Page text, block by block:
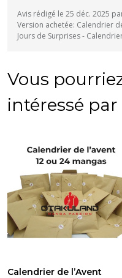
Avis rédigé le 25 déc. 2025
Version achetée: Calendrier
Jours de Surprises -
Vous
intéressé par
Calendrier de l’Avent